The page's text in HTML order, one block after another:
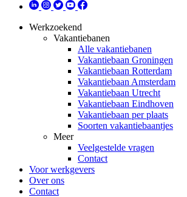
Werkzoekend
Vakantiebanen
Alle vakantiebanen
Vakantiebaan Groningen
Vakantiebaan Rotterdam
Vakantiebaan Amsterdam
Vakantiebaan Utrecht
Vakantiebaan Eindhoven
Vakantiebaan per plaats
Soorten vakantiebaantjes
Meer
Veelgestelde vragen
Contact
Voor werkgevers
Over ons
Contact